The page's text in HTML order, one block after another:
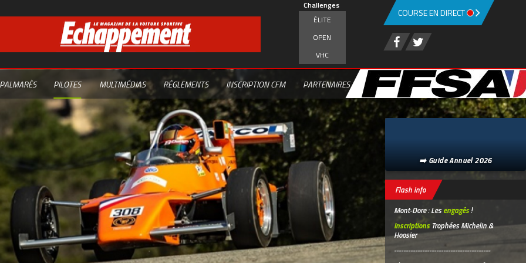
Challenges
ÉLITE
OPEN
VHC
PALMARÈS PILOTES MULTIMÉDIAS RÈGLEMENTS INSCRIPTION CFM PARTENAIRES
COURSE EN DIRECT
➡️ Guide Annuel 2026
Flash info
Mont-Dore : Lesengagés!
InscriptionsTrophées Michelin &
Hoosier
-----------------------------------------